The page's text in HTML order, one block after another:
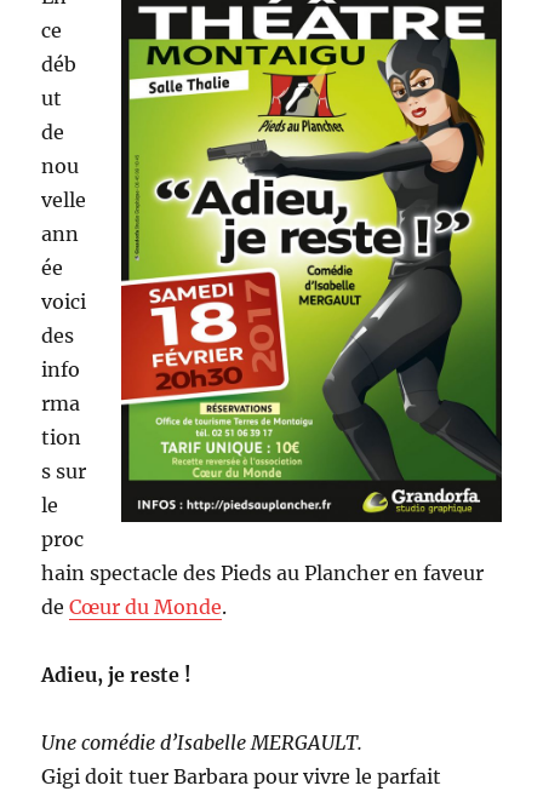
ce
déb
ut
de
nou
velle
ann
ée
voici
des
info
rma
tion
s sur
le
proc
hain spectacle des Pieds au Plancher en faveur
deCœur du Monde.
Adieu, je reste !
Une comédie d’Isabelle MERGAULT.
Gigi doit tuer Barbara pour vivre le parfait